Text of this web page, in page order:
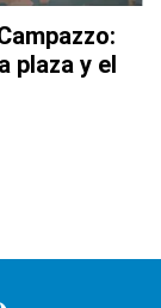
plaza y el